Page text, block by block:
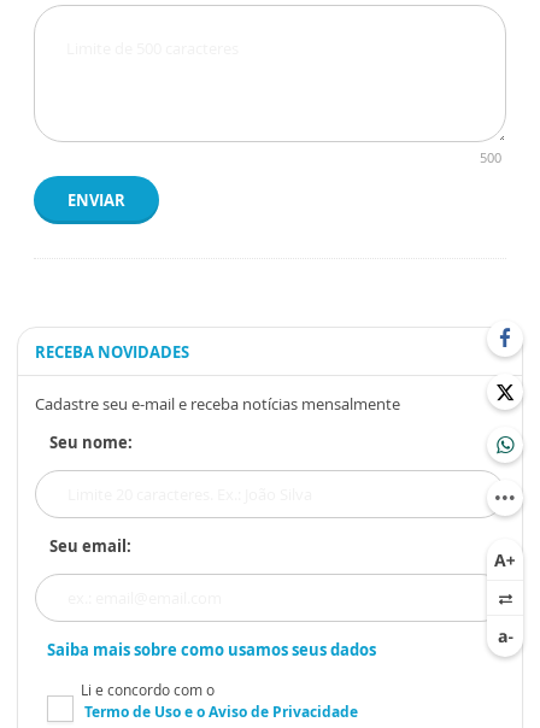
500
ENVIAR
RECEBA NOVIDADES
Cadastre seu e-mail e receba notícias mensalmente
Seu nome:
Seu email:
Saiba mais sobre como usamos seus dados
Li e concordo com o
Termo de Usoe oAviso de Privacidade